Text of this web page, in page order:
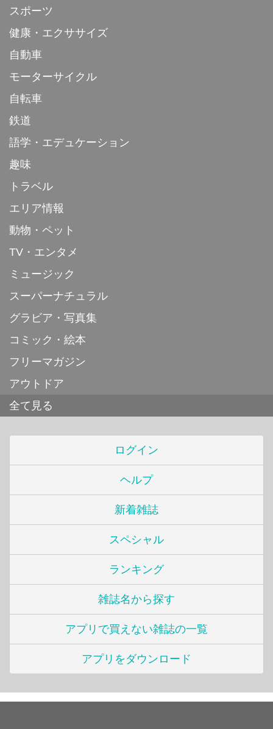
スポーツ
健康・エクササイズ
自動車
モーターサイクル
自転車
鉄道
語学・エデュケーション
趣味
トラベル
エリア情報
動物・ペット
TV・エンタメ
ミュージック
スーパーナチュラル
グラビア・写真集
コミック・絵本
フリーマガジン
アウトドア
全て見る
ログイン
ヘルプ
新着雑誌
スペシャル
ランキング
雑誌名から探す
アプリで買えない雑誌の一覧
アプリをダウンロード